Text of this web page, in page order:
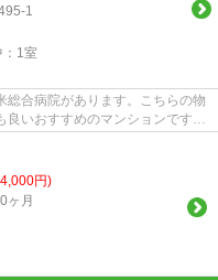
1
1室
合病院があります。こちらの物
いおすすめのマンションです。
円)
ヶ月